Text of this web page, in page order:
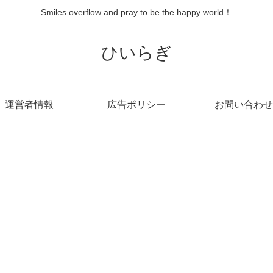
Smiles overflow and pray to be the happy world！
ひいらぎ
運営者情報 広告ポリシー お問い合わせ